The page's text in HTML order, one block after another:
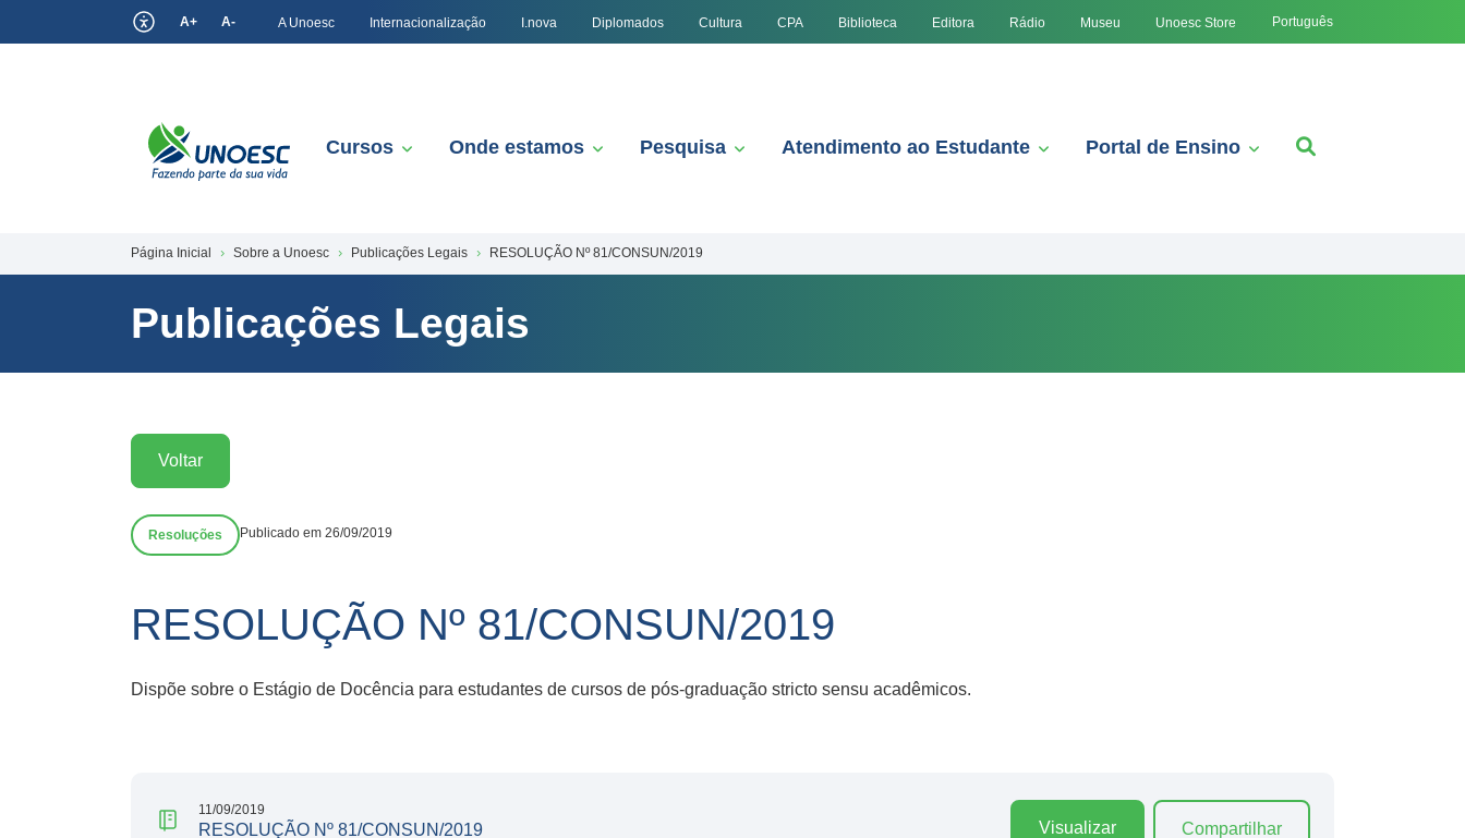
A+ A- A Unoesc Internacionalização I.nova Diplomados Cultura CPA Biblioteca Editora Rádio Museu Unoesc Store Português
Cursos Onde estamos Pesquisa Atendimento ao Estudante Portal de Ensino
Página Inicial Sobre a Unoesc Publicações Legais RESOLUÇÃO Nº 81/CONSUN/2019
Publicações Legais
Voltar
Resoluções Publicado em 26/09/2019
RESOLUÇÃO Nº 81/CONSUN/2019
Dispõe sobre o Estágio de Docência para estudantes de cursos de pós-graduação stricto sensu acadêmicos.
11/09/2019
RESOLUÇÃO Nº 81/CONSUN/2019 Visualizar Compartilhar